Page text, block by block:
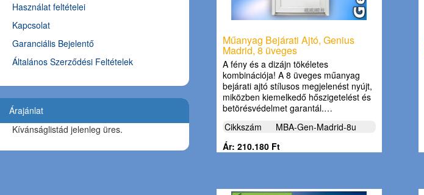
Műanyag Bejárati Ajtó, Genius
Madrid, 8 üveges
A fény és a dizájn tökéletes
kombinációja! A 8 üveges műanyag
bejárati ajtó stílusos megjelenést nyújt,
miközben kiemelkedő hőszigetelést és
betörésvédelmet garantál.…
Cikkszám
MBA-Gen-Madrid-8u
Ár: 210.180 Ft
Használat feltételei
Kapcsolat
Garanciális Bejelentő
Általános Szerződési Feltételek
Árajánlat
Kívánságlistád jelenleg üres.